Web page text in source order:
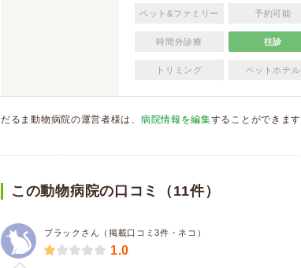
ペット&ファミリー 予約可能
時間外診療 往診
トリミング ペットホテル
だるま動物病院の運営者様は、 病院情報を編集することができます
この動物病院の口コミ（11件）
ブラックさん（掲載口コミ3件・ネコ）
1.0